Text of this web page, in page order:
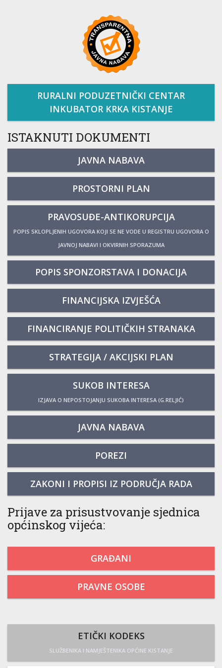
RURALNI PODUZETNIČKI CENTAR
INKUBATOR KRKA KISTANJE
ISTAKNUTI DOKUMENTI
JAVNA NABAVA
PROSTORNI PLAN
PRAVOSUĐE-ANTIKORUPCIJA
POPIS SKLOPLJENIH UGOVORA KOJI SE NE VODE U REGISTRU UGOVORA O
JAVNOJ NABAVI I OKVIRNIH SPORAZUMA
POPIS SPONZORSTAVA I DONACIJA
FINANCIJSKA IZVJEŠĆA
FINANCIRANJE POLITIČKIH STRANAKA
STRATEGIJA / AKCIJSKI PLAN
SUKOB INTERESA
IZJAVA O NEPOSTOJANJU SUKOBA INTERESA (G.RELJIĆ)
JAVNA NABAVA
POREZI
ZAKONI I PROPISI IZ PODRUČJA RADA
Prijave za prisustvovanje sjednica
općinskog vijeća:
GRAĐANI
PRAVNE OSOBE
ETIČKI KODEKS
SLUŽBENIKA I NAMJEŠTENIKA OPĆINE KISTANJE